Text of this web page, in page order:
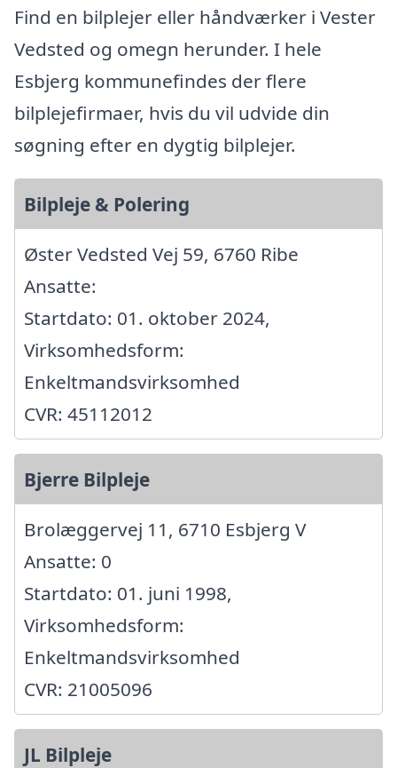
Find en bilplejer eller håndværker i Vester
Vedsted og omegn herunder. I hele
Esbjerg kommunefindes der flere
bilplejefirmaer, hvis du vil udvide din
søgning efter en dygtig bilplejer.
Bilpleje & Polering
Øster Vedsted Vej 59, 6760 Ribe
Ansatte:
Startdato: 01. oktober 2024,
Virksomhedsform:
Enkeltmandsvirksomhed
CVR: 45112012
Bjerre Bilpleje
Brolæggervej 11, 6710 Esbjerg V
Ansatte: 0
Startdato: 01. juni 1998,
Virksomhedsform:
Enkeltmandsvirksomhed
CVR: 21005096
JL Bilpleje